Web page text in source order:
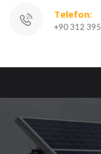
Telefon:
+90 312